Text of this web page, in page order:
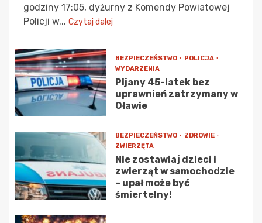
godziny 17:05, dyżurny z Komendy Powiatowej
Policji w... Czytaj dalej
BEZPIECZEŃSTWO
POLICJA
WYDARZENIA
Pijany 45-latek bez
uprawnień zatrzymany w
Oławie
BEZPIECZEŃSTWO
ZDROWIE
ZWIERZĘTA
Nie zostawiaj dzieci i
zwierząt w samochodzie
– upał może być
śmiertelny!